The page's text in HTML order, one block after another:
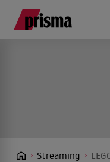
Streaming